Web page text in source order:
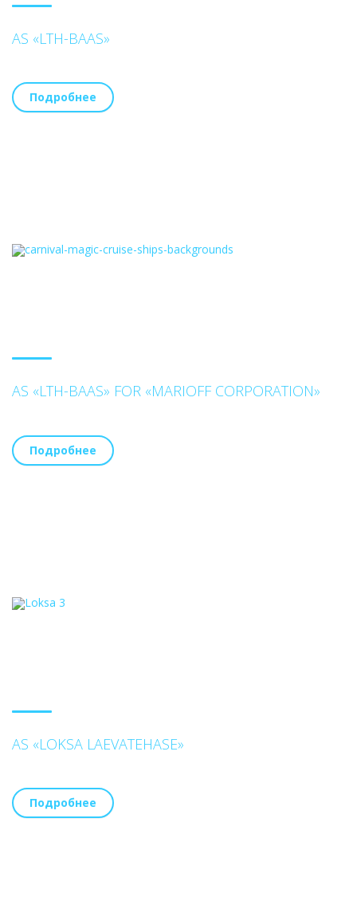
AS «LTH-BAAS»
Подробнее
AS «LTH-BAAS» FOR «MARIOFF CORPORATION»
Подробнее
AS «LOKSA LAEVATEHASE»
Подробнее